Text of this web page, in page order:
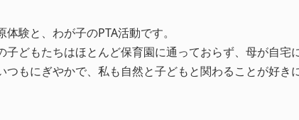
験と、わが子のPTA活動です。
子どもたちはほとんど保育園に通っておらず、母が自宅
つもにぎやかで、私も自然と子どもと関わることが好き